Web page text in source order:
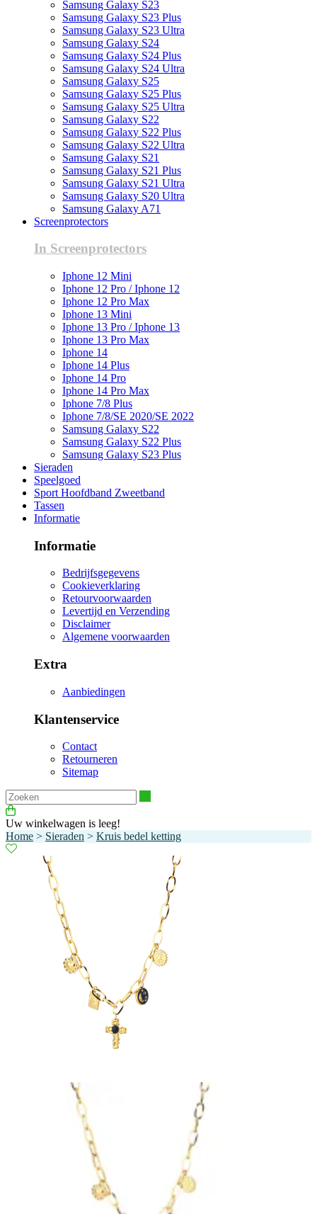
Samsung Galaxy S23
Samsung Galaxy S23 Plus
Samsung Galaxy S23 Ultra
Samsung Galaxy S24
Samsung Galaxy S24 Plus
Samsung Galaxy S24 Ultra
Samsung Galaxy S25
Samsung Galaxy S25 Plus
Samsung Galaxy S25 Ultra
Samsung Galaxy S22
Samsung Galaxy S22 Plus
Samsung Galaxy S22 Ultra
Samsung Galaxy S21
Samsung Galaxy S21 Plus
Samsung Galaxy S21 Ultra
Samsung Galaxy S20 Ultra
Samsung Galaxy A71
Screenprotectors
In Screenprotectors
Iphone 12 Mini
Iphone 12 Pro / Iphone 12
Iphone 12 Pro Max
Iphone 13 Mini
Iphone 13 Pro / Iphone 13
Iphone 13 Pro Max
Iphone 14
Iphone 14 Plus
Iphone 14 Pro
Iphone 14 Pro Max
Iphone 7/8 Plus
Iphone 7/8/SE 2020/SE 2022
Samsung Galaxy S22
Samsung Galaxy S22 Plus
Samsung Galaxy S23 Plus
Sieraden
Speelgoed
Sport Hoofdband Zweetband
Tassen
Informatie
Informatie
Bedrijfsgegevens
Cookieverklaring
Retourvoorwaarden
Levertijd en Verzending
Disclaimer
Algemene voorwaarden
Extra
Aanbiedingen
Klantenservice
Contact
Retourneren
Sitemap
Uw winkelwagen is leeg!
Home > Sieraden > Kruis bedel ketting